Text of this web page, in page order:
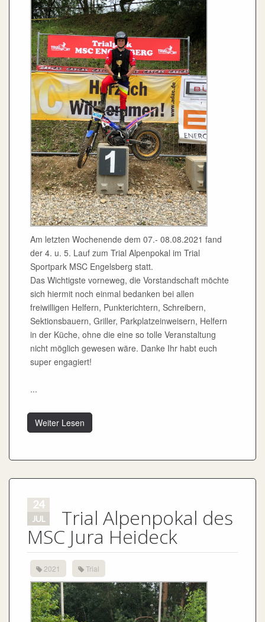
Am letzten Wochenende dem 07.- 08.08.2021 fand
der 4. u. 5. Lauf zum Trial Alpenpokal im Trial
Sportpark MSC Engelsberg statt.
Das Wichtigste vorneweg, die Vorstandschaft möchte
sich hiermit noch einmal bedanken bei allen
freiwilligen Helfern, Punkterichtern, Schreibern,
Sektionsbauern, Griller, Parkplatzeinweisern, Helfern
in der Küche, ohne die eine so tolle Veranstaltung
nicht möglich gewesen wäre. Danke Ihr habt euch
super engagiert!
...
Weiter Lesen
24
JUL Trial Alpenpokal des
MSC Jura Heideck
2021 Trial